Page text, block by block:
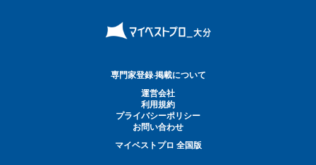
専門家登録·掲載について
運営会社
利用規約
プライバシーポリシー
お問い合わせ
マイベストプロ 全国版